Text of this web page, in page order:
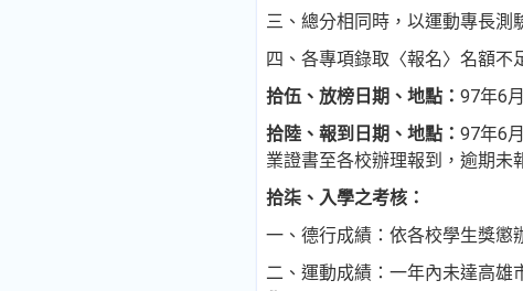
三、 總分相同時，以運動專長測
四、 各專項錄取〈報名〉名額不
拾伍、放榜日期、地點 ： 97年6月
拾陸 、 報到日期、地點： 97年6
業證書至各校辦理報到，逾期未
拾柒、入學之考核：
一、德行成績：依各校學生獎懲
二、運動成績：一年內未達高